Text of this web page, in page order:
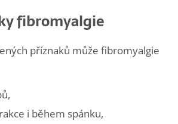
fibromyalgie
příznaků může fibromyalgie
i během spánku,